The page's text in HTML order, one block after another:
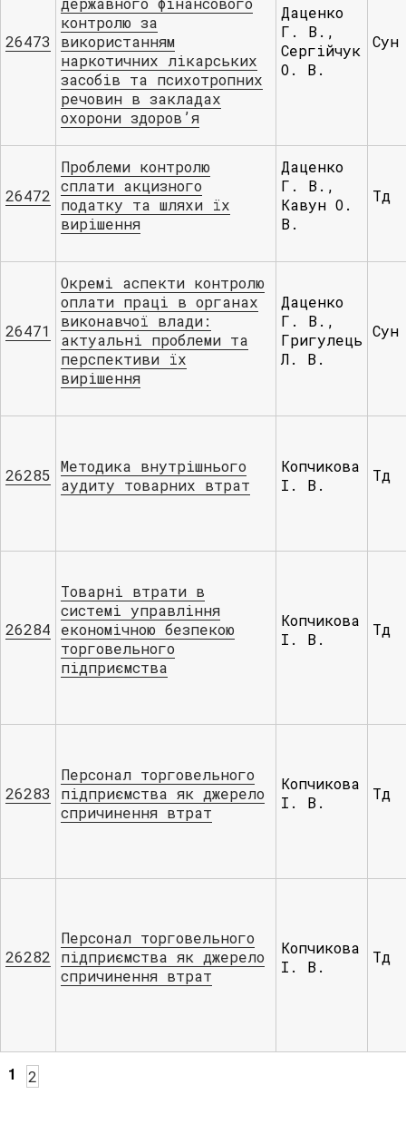
26473
контролю за
використанням
наркотичних лікарських
засобів та психотропних
речовин в закладах
охорони здоров’я
Даценко
Г. В.,
Сергійчук
О. В.
Сун
26472
Проблеми контролю
сплати акцизного
податку та шляхи їх
вирішення
Даценко
Г. В.,
Кавун О.
В.
Тд
26471
Окремі аспекти контролю
оплати праці в органах
виконавчої влади:
актуальні проблеми та
перспективи їх
вирішення
Даценко
Г. В.,
Григулець
Л. В.
Сун
26285 Методика внутрішнього
аудиту товарних втрат
Копчикова
І. В.
Тд
26284
Товарні втрати в
системі управління
економічною безпекою
торговельного
підприємства
Копчикова
І. В.
Тд
26283
Персонал торговельного
підприємства як джерело
спричинення втрат
Копчикова
І. В.
Тд
26282
Персонал торговельного
підприємства як джерело
спричинення втрат
Копчикова
І. В.
Тд
1 2